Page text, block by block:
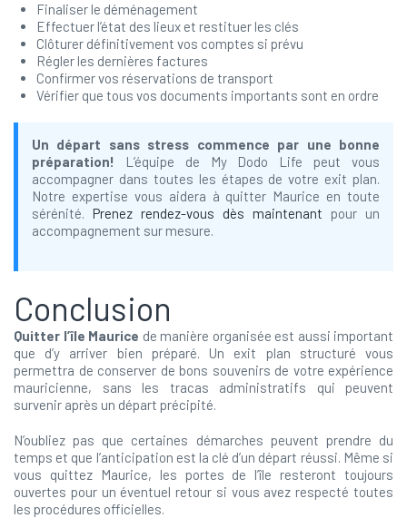
Finaliser le déménagement
Effectuer l’état des lieux et restituer les clés
Clôturer définitivement vos comptes si prévu
Régler les dernières factures
Confirmer vos réservations de transport
Vérifier que tous vos documents importants sont en ordre
Un départ sans stress commence par une bonne
préparation!
L’équipe de My Dodo Life peut vous
accompagner dans toutes les étapes de votre exit plan.
Notre expertise vous aidera à quitter Maurice en toute
sérénité. Prenez rendez-vous dès maintenant pour un
accompagnement sur mesure.
Conclusion
Quitter l’île Maurice de manière organisée est aussi important
que d’y arriver bien préparé. Un exit plan structuré vous
permettra de conserver de bons souvenirs de votre expérience
mauricienne, sans les tracas administratifs qui peuvent
survenir après un départ précipité.
N’oubliez pas que certaines démarches peuvent prendre du
temps et que l’anticipation est la clé d’un départ réussi. Même si
vous quittez Maurice, les portes de l’île resteront toujours
ouvertes pour un éventuel retour si vous avez respecté toutes
les procédures officielles.